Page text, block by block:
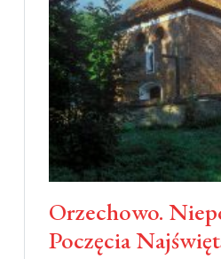
Orzechowo.
Poczęcia